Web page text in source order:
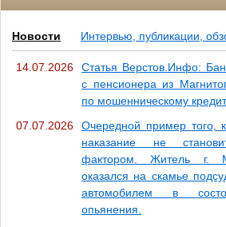
Новости Интервью, публикации,
14.07.2026
Статья Верстов.Инфо:
с пенсионера из
по мошенническому
07.07.2026
Очередной пример того,
наказание не
фактором. Житель г.
оказался на скамье
автомобилем в
опьянения.